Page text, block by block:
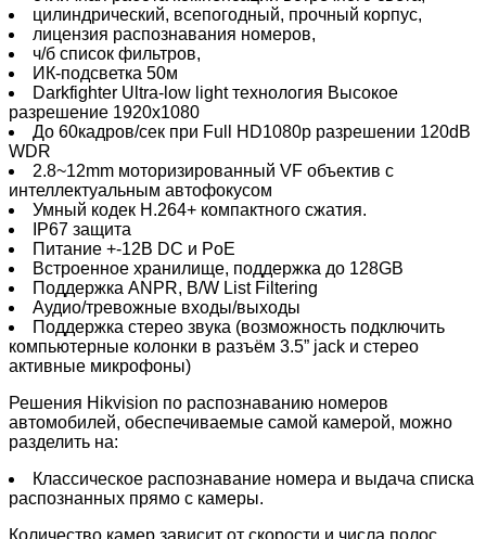
цилиндрический, всепогодный, прочный корпус,
лицензия распознавания номеров,
ч/б список фильтров,
ИК-подсветка 50м
Darkfighter Ultra-low light технология Высокое
разрешение 1920x1080
До 60кадров/сек при Full HD1080p разрешении 120dB
WDR
2.8~12mm моторизированный VF объектив с
интеллектуальным автофокусом
Умный кодек H.264+ компактного сжатия.
IP67 защита
Питание +-12В DC и PoE
Встроенное хранилище, поддержка до 128GB
Поддержка ANPR, B/W List Filtering
Аудио/тревожные входы/выходы
Поддержка стерео звука (возможность подключить
компьютерные колонки в разъём 3.5” jack и стерео
активные микрофоны)
Решения Hikvision по распознаванию номеров
автомобилей, обеспечиваемые самой камерой, можно
разделить на:
Классическое распознавание номера и выдача списка
распознанных прямо с камеры.
Количество камер зависит от скорости и числа полос